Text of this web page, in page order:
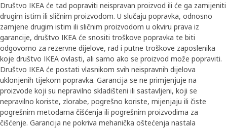
Društvo IKEA će tad popraviti neispravan proizvod ili će ga zamijeniti
drugim istim ili sličnim proizvodom. U slučaju popravka, odnosno
zamjene drugim istim ili sličnim proizvodom u okviru prava iz
garancije, društvo IKEA će snositi troškove popravka te biti
odgovorno za rezervne dijelove, rad i putne troškove zaposlenika
koje društvo IKEA ovlasti, ali samo ako se proizvod može popraviti.
Društvo IKEA će postati vlasnikom svih neispravnih dijelova
uklonjenih tijekom popravka. Garancija se ne primjenjuje na
proizvode koji su nepravilno skladišteni ili sastavljeni, koji se
nepravilno koriste, zlorabe, pogrešno koriste, mijenjaju ili čiste
pogrešnim metodama čišćenja ili pogrešnim proizvodima za
čišćenje. Garancija ne pokriva mehanička oštećenja nastala